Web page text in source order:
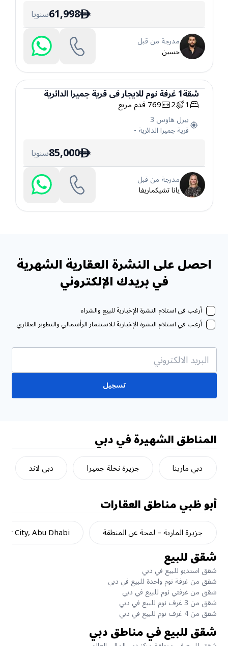
ê
61,998سنويا
مدرجة من قبل
حسين
شقة
شقة1غرفة نومللايجارفيقرية جميرا الدائرية
1
2
769قدم مربع
بيرل هاوس 3
قرية جميرا الدائرية -
ê
85,000سنويا
مدرجة من قبل
يانا تشيكماريفا
احصل على النشرة العقارية الشهرية
في بريدك الإلكتروني
أرغب في استلام النشرة الإخبارية للبيع والشراء
أرغب في استلام النشرة الإخبارية للاستثمار الرأسمالي والتطوير العقاري
تسجيل
المناطق الشهيرة في دبي
دبي مارينا جزيرة نخلة جميرا دبي لاند
أبو ظبيمناطق العقارات
جزيرة المارية – لمحة عن المنطقة City, Abu Dhabi
شقق للبيع
شقق استديو للبيع في دبي
شقق من غرفة نوم واحدة للبيع في دبي
شقق من غرفتي نوم للبيع في دبي
شقق من 3 غرف نوم للبيع في دبي
شقق من 4 غرف نوم للبيع في دبي
شقق للبيع في مناطق دبي